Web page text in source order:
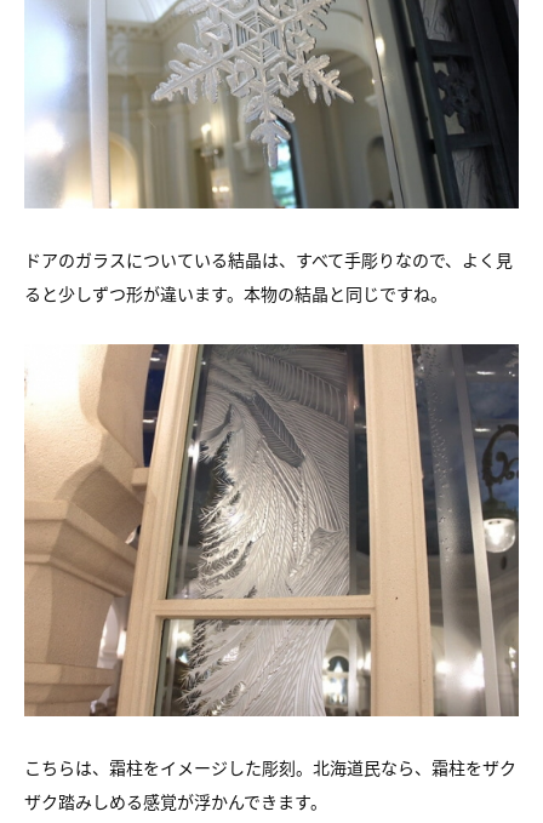
ドアのガラスについている結晶は、すべて手彫りなので、よく見
ると少しずつ形が違います。本物の結晶と同じですね。
こちらは、霜柱をイメージした彫刻。北海道民なら、霜柱をザク
ザク踏みしめる感覚が浮かんできます。